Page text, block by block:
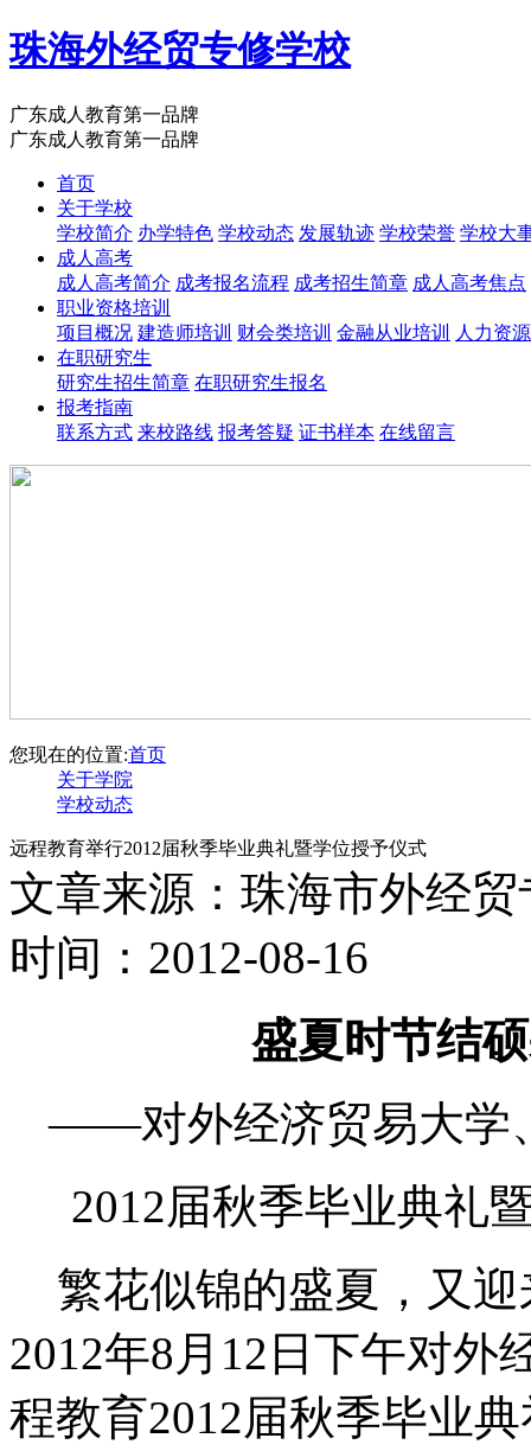
珠海外经贸专修学校
广东成人教育第一品牌
广东成人教育第一品牌
首页
关于学校
学校简介 办学特色 学校动态 发展轨迹 学校荣誉 学校大
成人高考
成人高考简介 成考报名流程 成考招生简章 成人高考焦点
职业资格培训
项目概况 建造师培训 财会类培训 金融从业培训
人力资
在职研究生
研究生招生简章 在职研究生报名
报考指南
联系方式 来校路线 报考答疑 证书样本 在线留言
您现在的位置:首页
关于学院
学校动态
远程教育举行2012届秋季毕业典礼暨学位授予仪式
文章来源：珠海市外经
时间：2012-08-16
盛夏时节结
——对外经济贸易大学
2012届秋季毕业典礼
繁花似锦的盛夏，又迎
2012年8月12日下午对外
程教育2012届秋季毕业